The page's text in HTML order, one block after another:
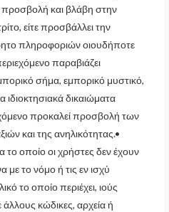
και βλάβη στην
είτε προσβάλλει την
πληροφοριών οιουδήποτε
παραβιάζει
σήμα, εμπορικό μυστικό,
ιδιοκτησιακά δικαιώματα
προκαλεί προσβολή των
και της ανηλικότητας.•
το οποίο οι χρήστες δεν έχουν
το νόμο ή τις εν ισχύ
το οποίο περιέχει, ιούς
κώδικες, αρχεία ή